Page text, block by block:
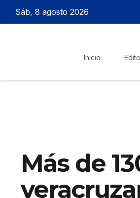
Sáb, 8 agosto 2026
Inicio
Más de